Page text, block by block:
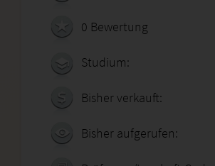
0 Bewertung
Studium:
Bisher verkauft:
Bisher aufgerufen: